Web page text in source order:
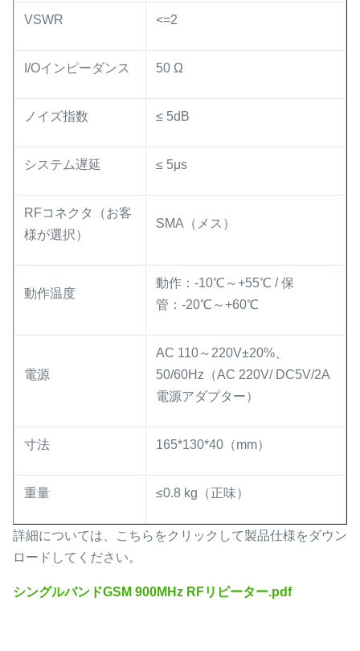
VSWR <=2
I/Oインピーダンス 50 Ω
ノイズ指数 ≤ 5dB
システム遅延 ≤ 5μs
RFコネクタ（お客
様が選択）
SMA（メス）
動作温度
動作：-10℃～+55℃ / 保
管：-20℃～+60℃
電源
AC 110～220V±20%、
50/60Hz（AC 220V/ DC5V/2A
電源アダプター）
寸法 165*130*40（mm）
重量 ≤0.8 kg（正味）
詳細については、こちらをクリックして製品仕様をダウン
ロードしてください。
シングルバンドGSM 900MHz RFリピーター.pdf